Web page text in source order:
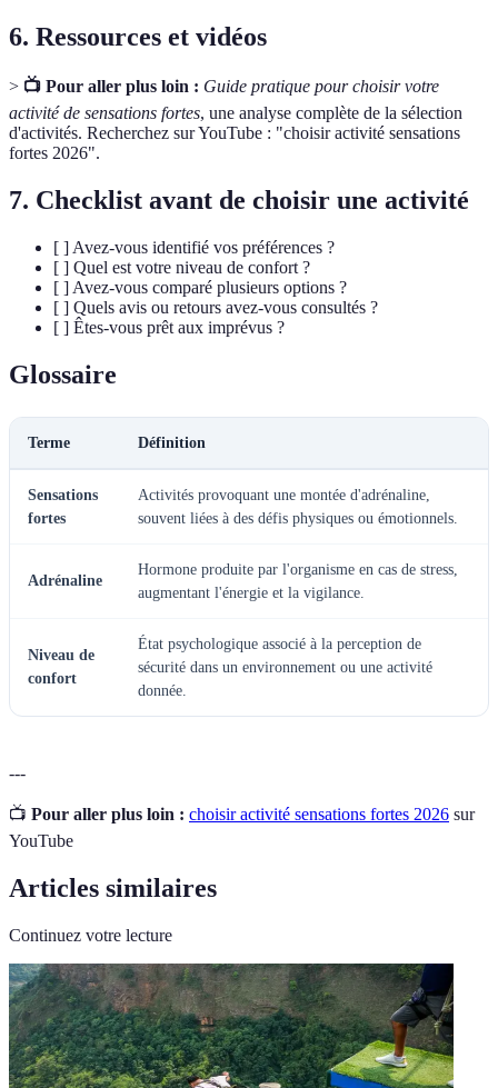
6. Ressources et vidéos
> 📺 Pour aller plus loin : Guide pratique pour choisir votre
activité de sensations fortes, une analyse complète de la sélection
d'activités. Recherchez sur YouTube : "choisir activité sensations
fortes 2026".
7. Checklist avant de choisir une activité
[ ] Avez-vous identifié vos préférences ?
[ ] Quel est votre niveau de confort ?
[ ] Avez-vous comparé plusieurs options ?
[ ] Quels avis ou retours avez-vous consultés ?
[ ] Êtes-vous prêt aux imprévus ?
Glossaire
Terme Définition
Sensations
fortes
Activités provoquant une montée d'adrénaline,
souvent liées à des défis physiques ou émotionnels.
Adrénaline
Hormone produite par l'organisme en cas de stress,
augmentant l'énergie et la vigilance.
Niveau de
confort
État psychologique associé à la perception de
sécurité dans un environnement ou une activité
donnée.
---
📺 Pour aller plus loin : choisir activité sensations fortes 2026 sur
YouTube
Articles similaires
Continuez votre lecture